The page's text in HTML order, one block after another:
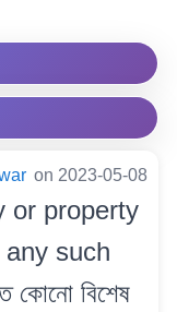
on 2023-05-08
or property
such
কোনো বিশেষ